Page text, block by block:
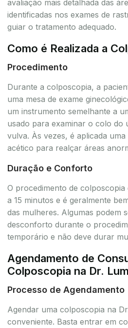
avaliação mais detalhada das
identificadas nos exames de
guiar o tratamento adequado.
Como é Realizada a
Procedimento
Durante a colposcopia, a
uma mesa de exame
um instrumento semelhante a
usado para examinar o colo do
vulva. Às vezes, é aplicada
acético para realçar áreas
Duração e Conforto
O procedimento de colposcopia
a 15 minutos e é geralmente
das mulheres. Algumas podem
desconforto durante o
temporário e não deve durar
Agendamento de
Colposcopia na Dr.
Processo de Agendamento
Agendar uma colposcopia na
conveniente. Basta entrar em